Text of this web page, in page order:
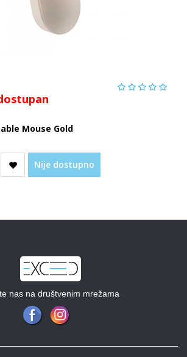
Mouse Gold
Nije dostupno
nas na društvenim mrežama